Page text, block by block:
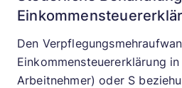
Den
Einkommensteuererklärung
Arbeitnehmer) oder S